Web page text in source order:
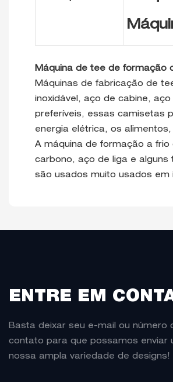
Máquina de tee de formação
Máquinas de fabricação de
inoxidável, aço de cabine, aço
preferíveis, essas camisetas
energia elétrica, os
A máquina de formação a
carbono, aço de liga e alguns
são usados ​​muito usados
ENTRE EM
Basta deixar seu e-mail ou número
contato para que possamos enviar
nossa ampla variedade de designs!